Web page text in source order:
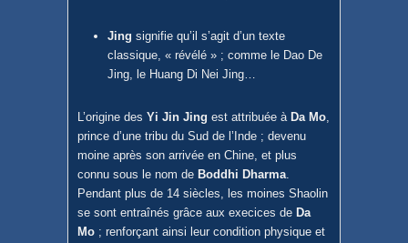
Jing signifie qu’il s’agit d’un texte
classique, « révélé » ; comme le Dao De
Jing, le Huang Di Nei Jing…
L’origine des Yi Jin Jing est attribuée à Da Mo,
prince d’une tribu du Sud de l’Inde ; devenu
moine après son arrivée en Chine, et plus
connu sous le nom de Boddhi Dharma.
Pendant plus de 14 siècles, les moines Shaolin
se sont entraînés grâce aux execices de Da
Mo ; renforçant ainsi leur condition physique et